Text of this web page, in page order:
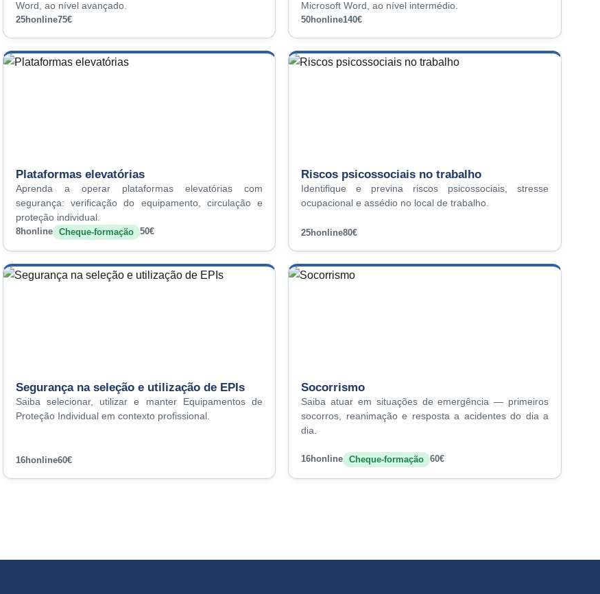
Word, ao nível avançado.
25honline75€
Microsoft Word, ao nível intermédio.
50honline140€
Plataformas elevatórias
Aprenda a operar plataformas elevatórias com
segurança: verificação do equipamento, circulação e
proteção individual.
8honline Cheque-formação 50€
Riscos psicossociais no trabalho
Identifique e previna riscos psicossociais, stresse
ocupacional e assédio no local de trabalho.
25honline80€
Segurança na seleção e utilização de EPIs
Saiba selecionar, utilizar e manter Equipamentos de
Proteção Individual em contexto profissional.
16honline60€
Socorrismo
Saiba atuar em situações de emergência — primeiros
socorros, reanimação e resposta a acidentes do dia a
dia.
16honline Cheque-formação 60€